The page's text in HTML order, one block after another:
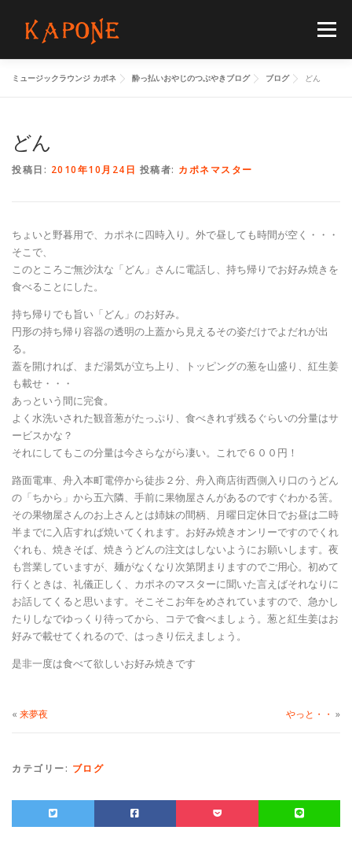
メニュー
FLOORGUIDE
ミュージックラウンジ カポネ 酔っ払いおやじのつぶやきブログ ブログ どん
どん
投稿日: 2010年10月24日 投稿者: カポネマスター
ちょいと野暮用で、カポネに四時入り。外で昼しても時間が空く・・・
そこで、
このところご無沙汰な「どん」さんに電話し、持ち帰りでお好み焼きを
食べることにした。
持ち帰りでも旨い「どん」のお好み。
円形の持ち帰り容器の透明の上蓋から見えるその姿だけでよだれが出
る。
蓋を開ければ、まだ湯気が立ち上り、トッピングの葱を山盛り、紅生姜
も載せ・・・
あっという間に完食。
よく水洗いされた観音葱がたっぷり、食べきれず残るぐらいの分量はサ
ービスかな？
それにしてもこの分量は今さらながら凄い。これで６００円！
路面電車、舟入本町電停から徒歩２分、舟入商店街西側入り口のうどん
の「ちから」から五六隣、手前に果物屋さんがあるのですぐわかる筈。
その果物屋さんのお上さんとは姉妹の間柄、月曜日定休日でお昼は二時
半までに入店すれば焼いてくれます。お好み焼きオンリーですのでくれ
ぐれも、焼きそば、焼きうどんの注文はしないようにお願いします。夜
も営業していますが、麺がなくなり次第閉まりますのでご用心。初めて
行くときは、礼儀正しく、カポネのマスターに聞いた言えばそれなりに
お話してくると思います。そこそこお年をめされていますので、急かし
たりしなでゆっくり待ってから、コテで食べましょう。葱と紅生姜はお
好みで載せてくれるので、はっきり伝えましょう。
是非一度は食べて欲しいお好み焼きです
« 来夢夜 やっと・・ »
カテゴリー: ブログ